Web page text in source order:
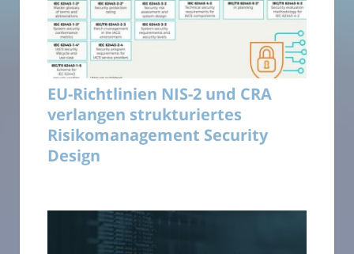
EU-Richtlinien NIS-2 und CRA
verlangen strukturiertes
Risikomanagement Security
Design